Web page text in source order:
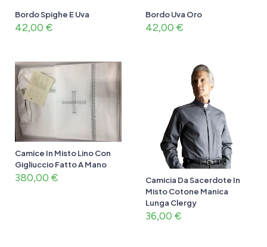
Bordo Spighe E Uva
42,00 €
Bordo Uva Oro
42,00 €
Camice In Misto Lino Con
Gigliuccio Fatto A Mano
380,00 €
Camicia Da Sacerdote In
Misto Cotone Manica
Lunga Clergy
36,00 €